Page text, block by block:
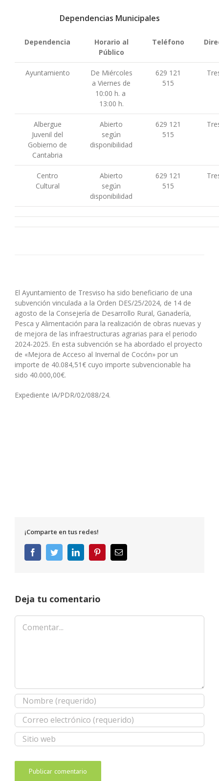
Dependencias Municipales
Dependencia
Horario al
Público
Teléfono
Ayuntamiento
De Miércoles
a Viernes de
10:00 h. a
13:00 h.
629 121
515
Albergue
Juvenil del
Gobierno de
Cantabria
Abierto
según
disponibilidad
629 121
515
Centro
Cultural
Abierto
según
disponibilidad
629 121
515
El Ayuntamiento de Tresviso ha sido beneficiario de una
subvención vinculada a la Orden DES/25/2024, de 14 de
agosto de la Consejería de Desarrollo Rural, Ganadería,
Pesca y Alimentación para la realización de obras nuevas y
de mejora de las infraestructuras agrarias para el periodo
2024-2025. En esta subvención se ha abordado el proyecto
de «Mejora de Acceso al Invernal de Cocón» por un
importe de 40.084,51€ cuyo importe subvencionable ha
sido 40.000,00€.
Expediente IA/PDR/02/088/24.
¡Comparte en tus redes!
FacebookTwitterLinkedInPinterestCorreo
electrónico
Deja tu comentario
Comentar